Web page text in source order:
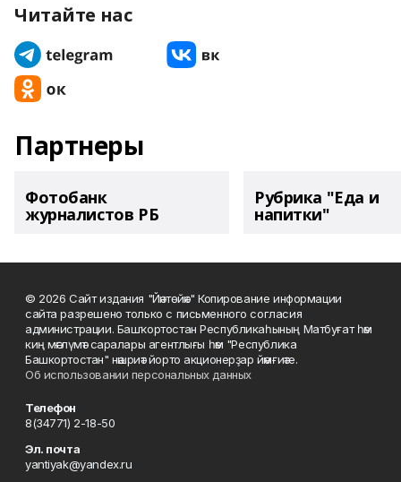
Читайте нас
Партнеры
Фотобанк
журналистов РБ
Рубрика "Еда и
напитки"
© 2026 Сайт издания "Йәнтөйәк" Копирование информации
сайта разрешено только с письменного согласия
администрации. Башҡортостан Республикаһының Матбуғат һәм
киң мәғлүмәт саралары агентлығы һәм "Республика
Башкортостан" нәшриәт йорто акционерҙар йәмғиәте.
Об использовании персональных данных
Телефон
8(34771) 2-18-50
Эл. почта
yantiyak@yandex.ru